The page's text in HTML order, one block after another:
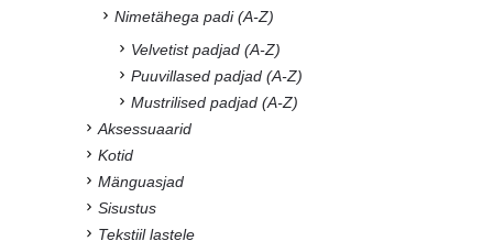
Nimetähega padi (A-Z)
Velvetist padjad (A-Z)
Puuvillased padjad (A-Z)
Mustrilised padjad (A-Z)
Aksessuaarid
Kotid
Mänguasjad
Sisustus
Tekstiil lastele